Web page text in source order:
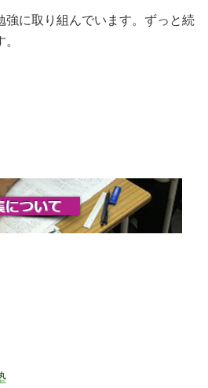
強に取り組んでいます。ずっと続